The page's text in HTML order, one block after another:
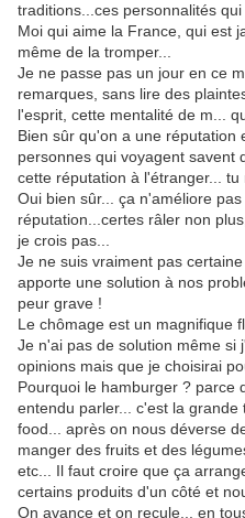
traditions...ces personnalités
Moi qui aime la France, qui est
même de la tromper...
Je ne passe pas un jour en ce
remarques, sans lire des
l'esprit, cette mentalité de m...
Bien sûr qu'on a une réputation
personnes qui voyagent savent
cette réputation à l'étranger...
Oui bien sûr... ça n'améliore
réputation...certes râler non
je crois pas...
Je ne suis vraiment pas
apporte une solution à nos
peur grave !
Le chômage est un magnifique
Je n'ai pas de solution même si
opinions mais que je choisirai
Pourquoi le hamburger ? parce
entendu parler... c'est la
food... après on nous déverse
manger des fruits et des
etc... Il faut croire que ça
certains produits d'un côté et
On avance et on recule... en